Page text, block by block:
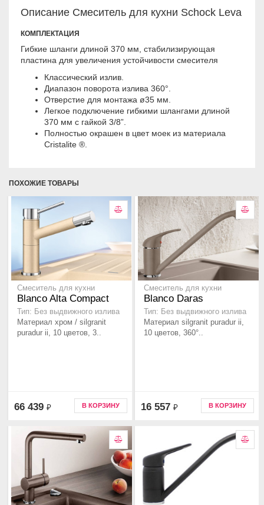
Описание Смеситель для кухни Schock Leva
КОМПЛЕКТАЦИЯ
Гибкие шланги длиной 370 мм, стабилизирующая
пластина для увеличения устойчивости смесителя
Классический излив.
Диапазон поворота излива 360°.
Отверстие для монтажа ø35 мм.
Легкое подключение гибкими шлангами длиной
370 мм с гайкой 3/8”.
Полностью окрашен в цвет моек из материала
Cristalite ®.
ПОХОЖИЕ ТОВАРЫ
Смеситель для кухни
Blanco Alta Compact
Тип: Без выдвижного излива
Материал хром / silgranit
puradur ii, 10 цветов, 3..
66 439 ₽ В КОРЗИНУ
Смеситель для кухни
Blanco Daras
Тип: Без выдвижного излива
Материал silgranit puradur ii,
10 цветов, 360°..
16 557 ₽ В КОРЗИНУ